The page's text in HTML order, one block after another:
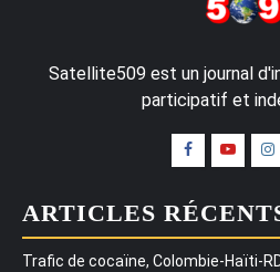
Satellite509 est un journal
participatif et
ARTICLES
Trafic de cocaïne, Colombie-Haïti-